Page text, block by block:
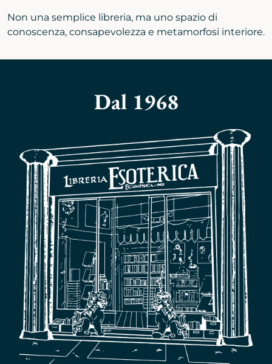
Non una semplice libreria, ma uno spazio di
conoscenza, consapevolezza e metamorfosi interiore.
Dal 1968